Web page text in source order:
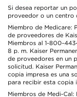
Si desea reportar un
proveedor o un centro
Miembro de Medicare:
de proveedores de
Miembros al 1-800-
8 p. m. Kaiser
de proveedores en un
solicitud. Kaiser
copia impresa es una
para recibir esta copia
Miembros de Medi-